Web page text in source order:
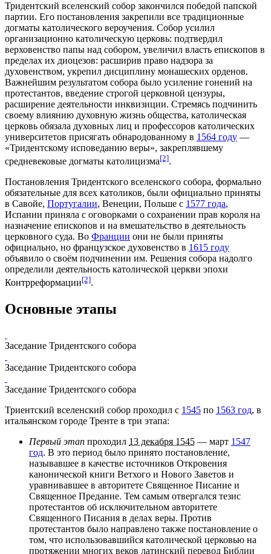
Тридентский вселенский собор закончился победой папской
партии. Его постановления закрепили все традиционные
догматы католического вероучения. Собор усилил
организационно католическую церковь: подтвердил
верховенство папы над собором, увеличил власть епископов в
пределах их диоцезов: расширив право надзора за
духовенством, укрепил дисциплину монашеских орденов.
Важнейшим результатом собора было усиление гонений на
протестантов, введение строгой церковной цензуры,
расширение деятельности инквизиции. Стремясь подчинить
своему влиянию духовную жизнь общества, католическая
церковь обязала духовных лиц и профессоров католических
университетов присягать обнародованному в 1564 году —
«Тридентскому исповеданию веры», закреплявшему
средневековые догматы католицизма[2].
Постановления Тридентского вселенского собора, формально
обязательные для всех католиков, были официально приняты
в Савойе, Португалии, Венеции, Польше с 1577 года,
Испании приняла с оговорками о сохранении прав короля на
назначение епископов и на вмешательство в деятельность
церковного суда. Во Франции они не были приняты
официально, но французское духовенство в 1615 году
объявило о своём подчинении им. Решения собора надолго
определили деятельность католической церкви эпохи
Контрреформации[2].
Основные этапы
Заседание Тридентского собора
Заседание Тридентского собора
Заседание Тридентского собора
Триентский вселенский собор проходил с 1545 по 1563 год, в
итальянском городе Тренте в три этапа:
Первый этап проходил 13 декабря 1545 — март 1547
год. В это период было принято постановление,
называвшее в качестве источников Откровения
канонической книги Ветхого и Нового Заветов и
уравнивавшее в авторитете Священное Писание и
Священное Предание. Тем самым отвергался тезис
протестантов об исключительном авторитете
Священного Писания в делах веры. Против
протестантов было направлено также постановление о
том, что использовавшийся католической церковью на
протяжении многих веков латинский перевод Библии